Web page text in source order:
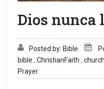
Dios nunca
Posted by: Bible
bible , ChristianFaith , church
Prayer